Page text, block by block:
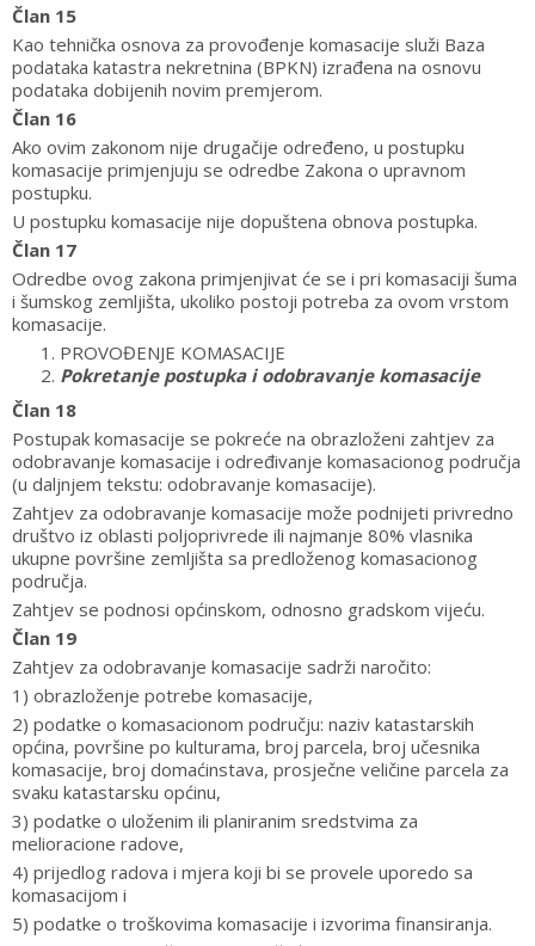
Član 15
Kao tehnička osnova za provođenje komasacije služi Baza
podataka katastra nekretnina (BPKN) izrađena na osnovu
podataka dobijenih novim premjerom.
Član 16
Ako ovim zakonom nije drugačije određeno, u postupku
komasacije primjenjuju se odredbe Zakona o upravnom
postupku.
U postupku komasacije nije dopuštena obnova postupka.
Član 17
Odredbe ovog zakona primjenjivat će se i pri komasaciji šuma
i šumskog zemljišta, ukoliko postoji potreba za ovom vrstom
komasacije.
PROVOĐENJE KOMASACIJE
Pokretanje postupka i odobravanje komasacije
Član 18
Postupak komasacije se pokreće na obrazloženi zahtjev za
odobravanje komasacije i određivanje komasacionog područja
(u daljnjem tekstu: odobravanje komasacije).
Zahtjev za odobravanje komasacije može podnijeti privredno
društvo iz oblasti poljoprivrede ili najmanje 80% vlasnika
ukupne površine zemljišta sa predloženog komasacionog
područja.
Zahtjev se podnosi općinskom, odnosno gradskom vijeću.
Član 19
Zahtjev za odobravanje komasacije sadrži naročito:
1) obrazloženje potrebe komasacije,
2) podatke o komasacionom području: naziv katastarskih
općina, površine po kulturama, broj parcela, broj učesnika
komasacije, broj domaćinstava, prosječne veličine parcela za
svaku katastarsku općinu,
3) podatke o uloženim ili planiranim sredstvima za
melioracione radove,
4) prijedlog radova i mjera koji bi se provele uporedo sa
komasacijom i
5) podatke o troškovima komasacije i izvorima finansiranja.